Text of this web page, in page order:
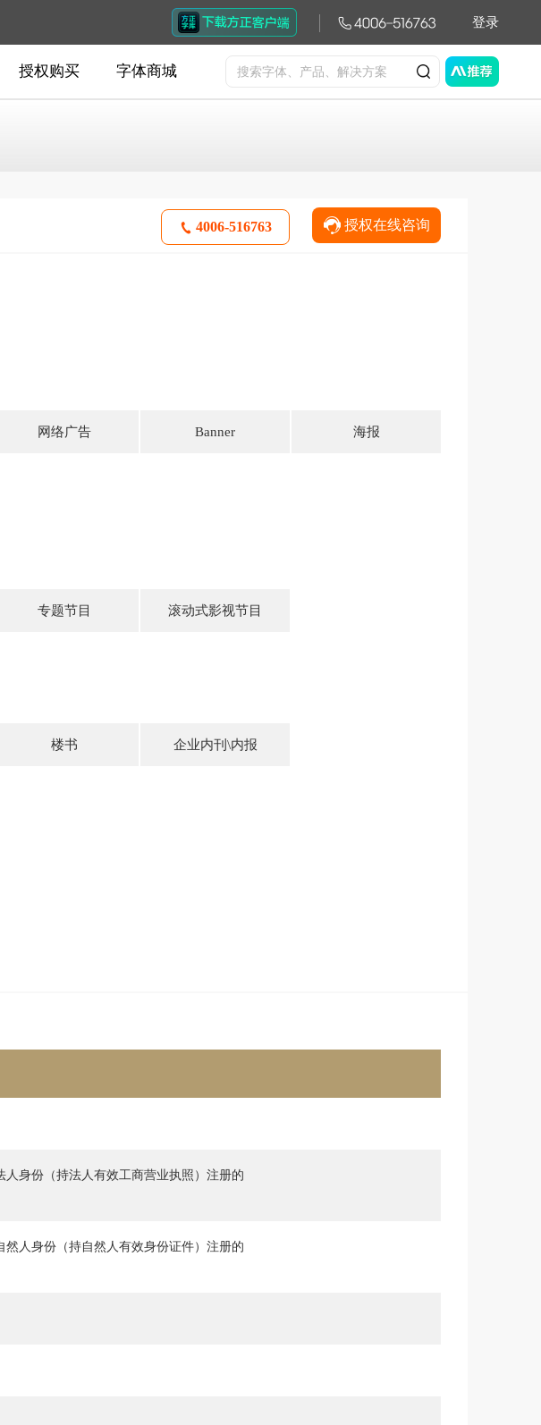
登录
授权购买 字体商城
授权在线咨询
4006-516763
网络广告 Banner 海报
专题节目 滚动式影视节目
楼书 企业内刊\内报
身份（持法人有效工商营业执照）注册的
人身份（持自然人有效身份证件）注册的